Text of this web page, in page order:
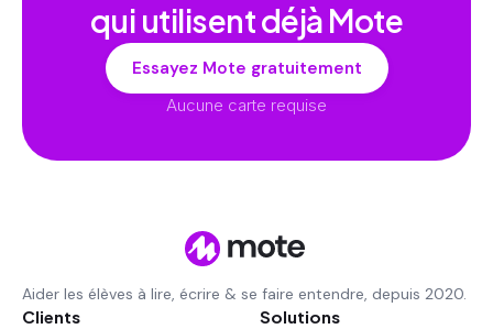
qui utilisent déjà Mote
Essayez Mote gratuitement
Aucune carte requise
Aider les élèves à lire, écrire & se faire entendre, depuis 2020.
Clients Solutions